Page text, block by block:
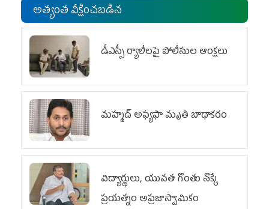
అత్యంత వీక్షించబడిన
డీఎస్సీ ర్యాలీలపై పోలీసుల ఆంక్షలు
మహ్మద్‌ అఫ్యఫా మృతి బాధాకరం
విద్యార్థులు, యువత గొంతు నొక్కే
ప్రయత్నం అప్రజాస్వామికం